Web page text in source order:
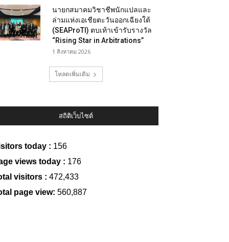
นายกสมาคมวิชาชีพนักแปลและ
ล่ามแห่งเอเชียตะวันออกเฉียงใต้
(SEAProTI) ตบเท้าเข้ารับรางวัล
“Rising Star in Arbitrations”
1 สิงหาคม 2026
โหลดเพิ่มเติม
สถิติเว็บไซต์
today : 156
views today : 176
visitors : 472,433
page view: 560,887